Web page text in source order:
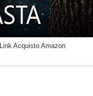
Link Acquisto Amazon